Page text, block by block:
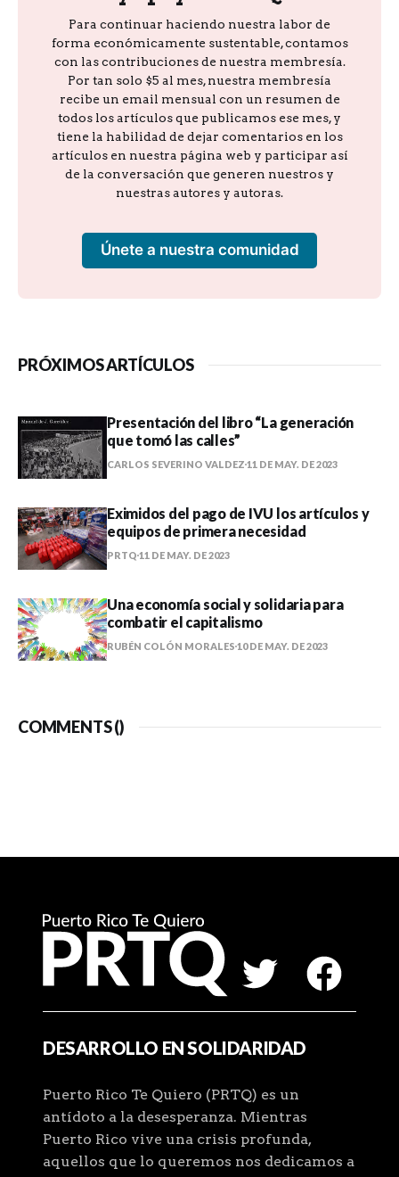
Para continuar haciendo nuestra labor de
forma económicamente sustentable, contamos
con las contribuciones de nuestra membresía.
Por tan solo $5 al mes, nuestra membresía
recibe un email mensual con un resumen de
todos los artículos que publicamos ese mes, y
tiene la habilidad de dejar comentarios en los
artículos en nuestra página web y participar así
de la conversación que generen nuestros y
nuestras autores y autoras.
Únete a nuestra comunidad
PRÓXIMOS ARTÍCULOS
Presentación del libro “La generación
que tomó las calles”
CARLOS SEVERINO VALDEZ 11 DE MAY. DE 2023
Eximidos del pago de IVU los artículos y
equipos de primera necesidad
PRTQ 11 DE MAY. DE 2023
Una economía social y solidaria para
combatir el capitalismo
RUBÉN COLÓN MORALES 10 DE MAY. DE 2023
COMMENTS ()
DESARROLLO EN SOLIDARIDAD
Puerto Rico Te Quiero (PRTQ) es un
antídoto a la desesperanza. Mientras
Puerto Rico vive una crisis profunda,
aquellos que lo queremos nos dedicamos a